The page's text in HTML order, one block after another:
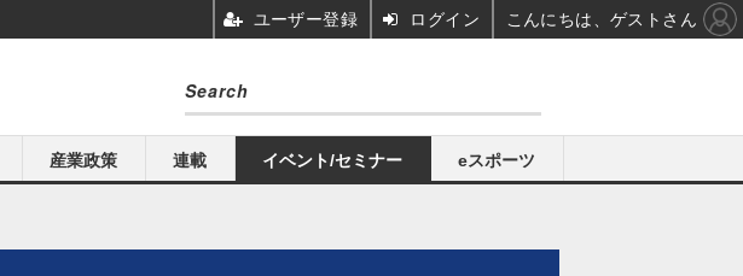
産業政策 連載 イベント/セミナー eスポーツ
ユーザー登録 ログイン こんにちは、ゲストさん